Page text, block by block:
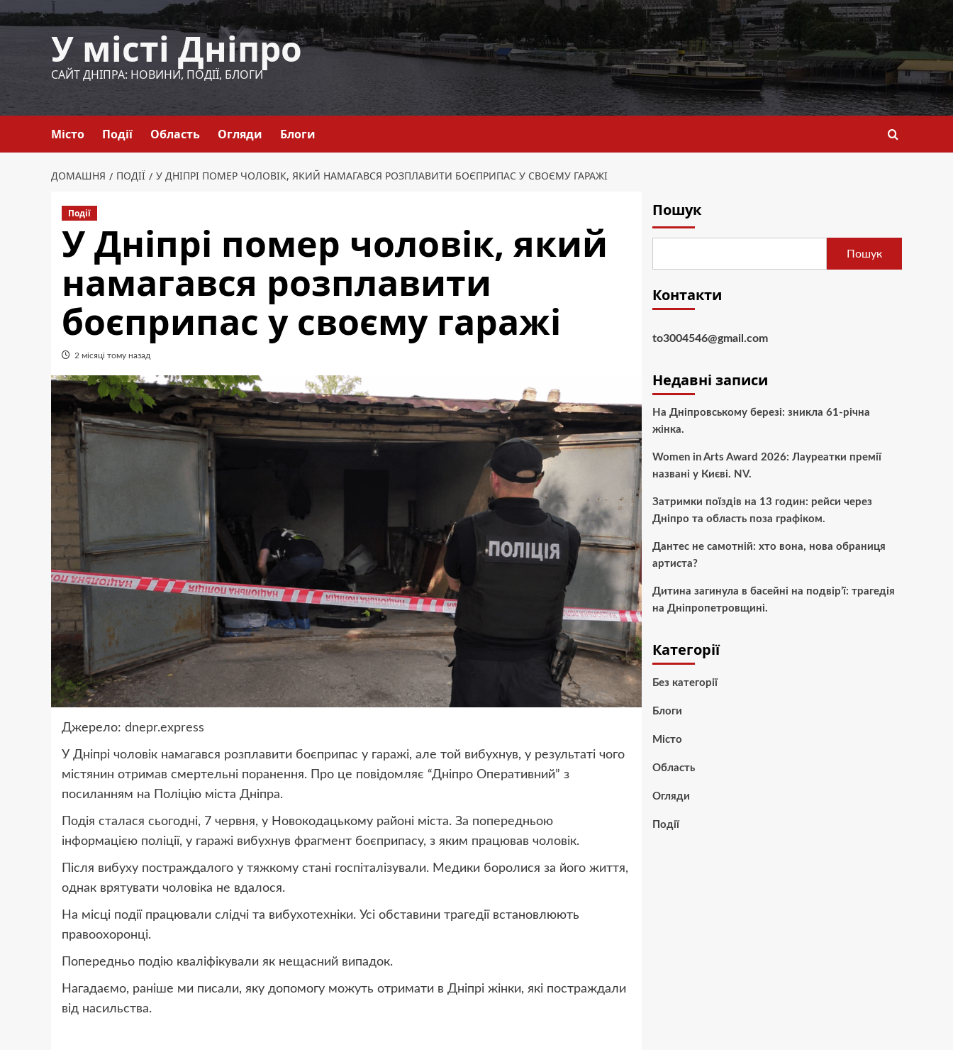
до
У місті Дніпро
САЙТ ДНІПРА: НОВИНИ, ПОДІЇ, БЛОГИ
Місто Події Область Огляди Блоги
ДОМАШНЯ ПОДІЇ У ДНІПРІ ПОМЕР ЧОЛОВІК, ЯКИЙ НАМАГАВСЯ РОЗПЛАВИТИ БОЄПРИПАС У СВОЄМУ ГАРАЖІ
Події
У Дніпрі помер чоловік, який
намагався розплавити
боєприпас у своєму гаражі
2 місяці тому назад
Джерело: dnepr.express
У Дніпрі чоловік намагався розплавити боєприпас у гаражі, але той вибухнув, у результаті чого
містянин отримав смертельні поранення. Про це повідомляє “Дніпро Оперативний” з
посиланням на Поліцію міста Дніпра.
Подія сталася сьогодні, 7 червня, у Новокодацькому районі міста. За попередньою
інформацією поліції, у гаражі вибухнув фрагмент боєприпасу, з яким працював чоловік.
Після вибуху постраждалого у тяжкому стані госпіталізували. Медики боролися за його життя,
однак врятувати чоловіка не вдалося.
На місці події працювали слідчі та вибухотехніки. Усі обставини трагедії встановлюють
правоохоронці.
Попередньо подію кваліфікували як нещасний випадок.
Нагадаємо, раніше ми писали, яку допомогу можуть отримати в Дніпрі жінки, які постраждали
від насильства.
Пошук
Пошук
Контакти
to3004546@gmail.com
Недавні записи
На Дніпровському березі: зникла 61-річна
жінка.
Women in Arts Award 2026: Лауреатки премії
названі у Києві. NV.
Затримки поїздів на 13 годин: рейси через
Дніпро та область поза графіком.
Дантес не самотній: хто вона, нова обраниця
артиста?
Дитина загинула в басейні на подвір’ї: трагедія
на Дніпропетровщині.
Категорії
Без категорії
Блоги
Місто
Область
Огляди
Події